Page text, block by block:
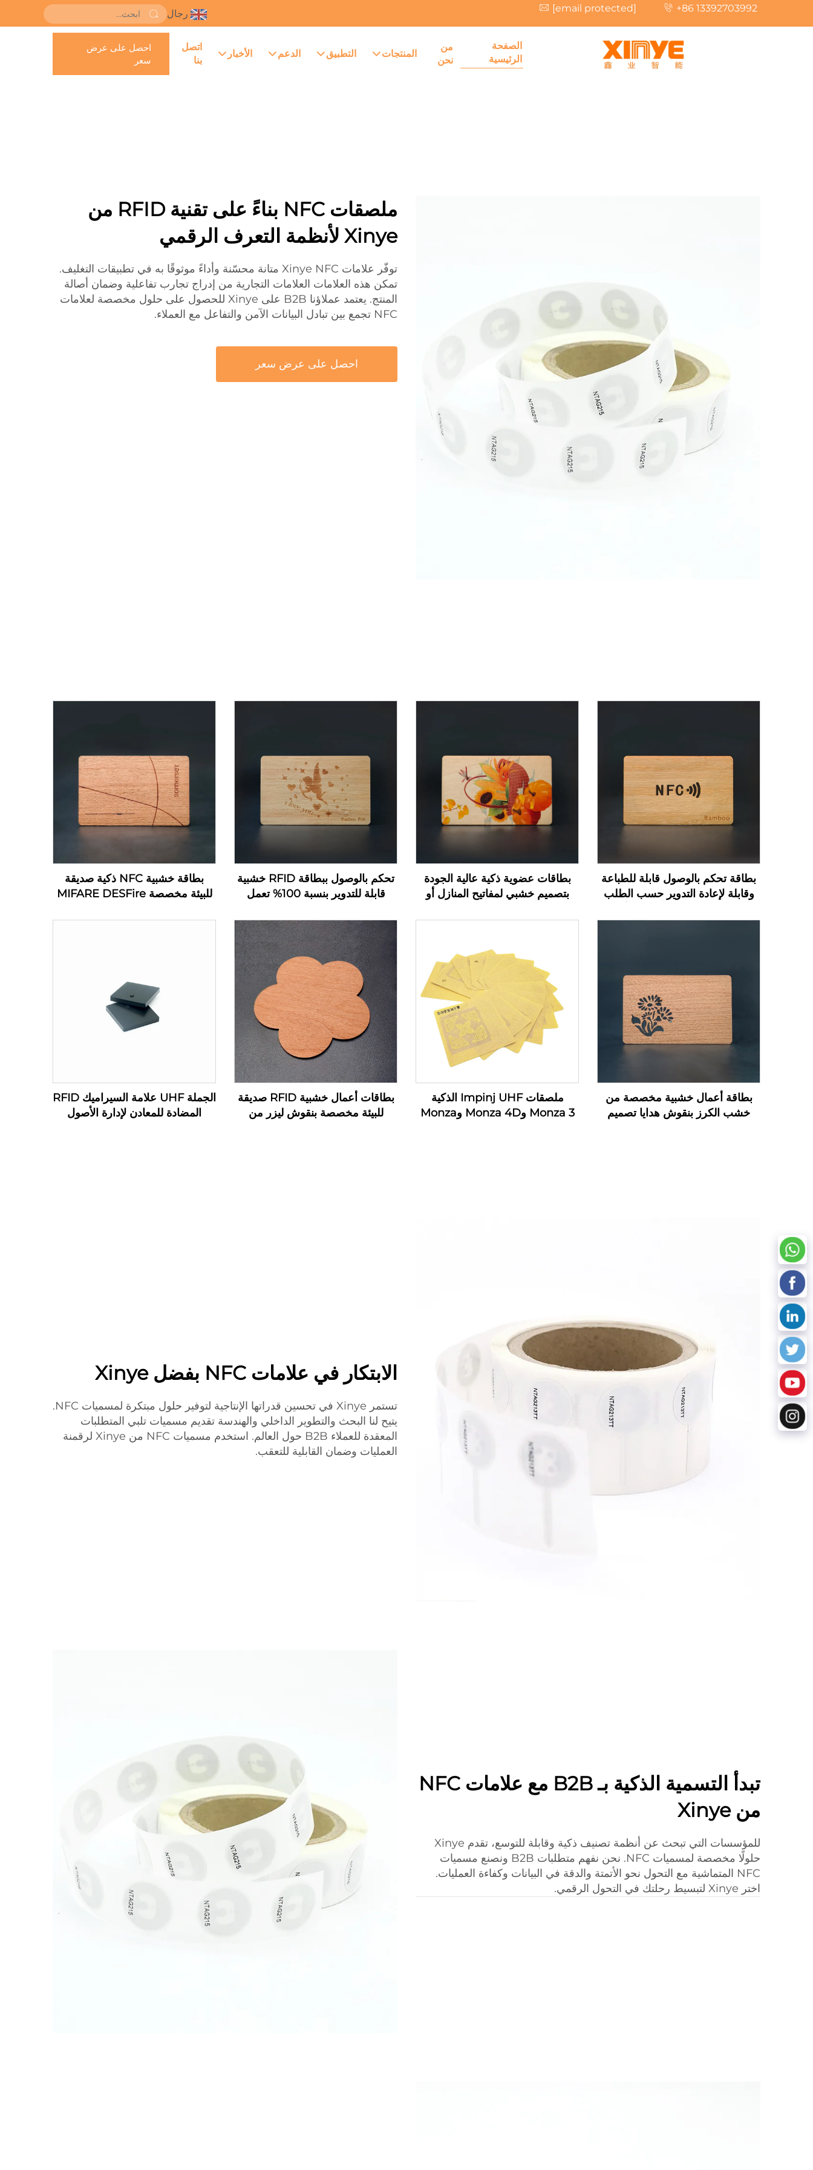
[email protected] +86 13392703992 رجال
الصفحة
الرئيسية
من
نحن
المنتجات التطبيق الدعم الأخبار
اتصل
بنا
احصل على عرض
سعر
ملصقات NFC بناءً على تقنية RFID من
Xinye لأنظمة التعرف الرقمي
توفّر علامات Xinye NFC متانة محسّنة وأداءً موثوقًا به في تطبيقات التغليف.
تمكن هذه العلامات العلامات التجارية من إدراج تجارب تفاعلية وضمان أصالة
المنتج. يعتمد عملاؤنا B2B على Xinye للحصول على حلول مخصصة لعلامات
NFC تجمع بين تبادل البيانات الآمن والتفاعل مع العملاء.
احصل على عرض سعر
بطاقة تحكم بالوصول قابلة للطباعة
وقابلة لإعادة التدوير حسب الطلب
NFC خشبية فارغة مصممة للنقش
بطاقات عضوية ذكية عالية الجودة
بتصميم خشبي لمفاتيح المنازل أو
تحكم بالوصول ببطاقة RFID خشبية
قابلة للتدوير بنسبة 100% تعمل
كبطاقة مفتاح فندقية
بطاقة خشبية NFC ذكية صديقة
للبيئة مخصصة MIFARE DESFire
بطاقة أعمال خشبية مخصصة من
خشب الكرز بنقوش هدايا تصميم
ملصقات Impinj UHF الذكية
Monza 3 وMonza 4D وMonza
بطاقات أعمال خشبية RFID صديقة
للبيئة مخصصة بنقوش ليزر من
الجملة UHF علامة السيراميك RFID
المضادة للمعادن لإدارة الأصول
الابتكار في علامات NFC بفضل Xinye
تستمر Xinye في تحسين قدراتها الإنتاجية لتوفير حلول مبتكرة لمسميات NFC.
يتيح لنا البحث والتطوير الداخلي والهندسة تقديم مسميات تلبي المتطلبات
المعقدة للعملاء B2B حول العالم. استخدم مسميات NFC من Xinye لرقمنة
العمليات وضمان القابلية للتعقب.
تبدأ التسمية الذكية بـ B2B مع علامات NFC
من Xinye
للمؤسسات التي تبحث عن أنظمة تصنيف ذكية وقابلة للتوسع، تقدم Xinye
حلولًا مخصصة لمسميات NFC. نحن نفهم متطلبات B2B ونصنع مسميات
NFC المتماشية مع التحول نحو الأتمتة والدقة في البيانات وكفاءة العمليات.
اختر Xinye لتبسيط رحلتك في التحول الرقمي.